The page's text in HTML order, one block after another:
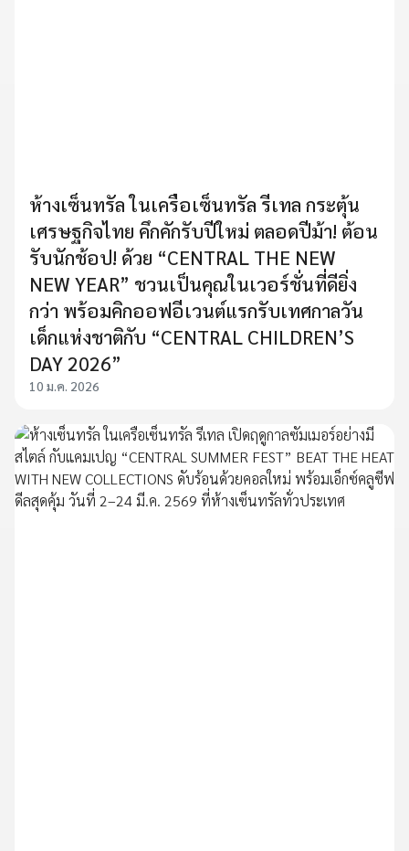
ห้างเซ็นทรัล ในเครือเซ็นทรัล รีเทล กระตุ้น
เศรษฐกิจไทย คึกคักรับปีใหม่ ตลอดปีม้า! ต้อน
รับนักช้อป! ด้วย “CENTRAL THE NEW
NEW YEAR” ชวนเป็นคุณในเวอร์ชั่นที่ดียิ่ง
กว่า พร้อมคิกออฟอีเวนต์แรกรับเทศกาลวัน
เด็กแห่งชาติกับ “CENTRAL CHILDREN’S
DAY 2026”
10 ม.ค. 2026